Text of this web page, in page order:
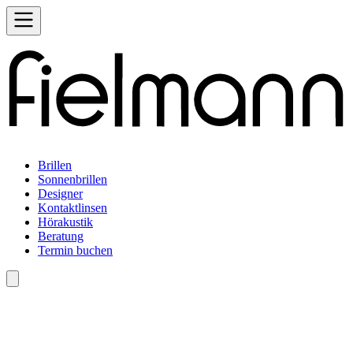
Brillen
Sonnenbrillen
Designer
Kontaktlinsen
Hörakustik
Beratung
Termin buchen